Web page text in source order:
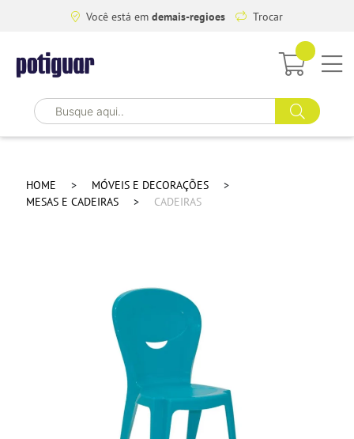
Você está em demais-regioes Trocar
HOME
MÓVEIS E DECORAÇÕES
MESAS E CADEIRAS
CADEIRAS